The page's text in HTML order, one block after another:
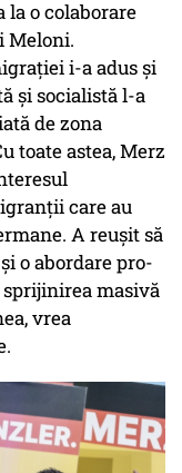
la o colaborare
Meloni.
i-a adus și
și socialistă l-a
de zona
toate astea, Merz
care au
A reușit să
o abordare pro-
masivă
vrea